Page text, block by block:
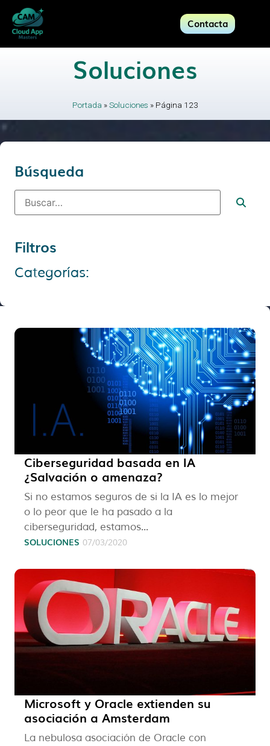
Contacta
Soluciones
Portada »Soluciones » Página 123
Búsqueda
Filtros
Categorías:
Ciberseguridad basada en IA
¿Salvación o amenaza?
Si no estamos seguros de si la IA es lo mejor
o lo peor que le ha pasado a la
ciberseguridad, estamos...
SOLUCIONES 07/03/2020
Microsoft y Oracle extienden su
asociación a Amsterdam
La nebulosa asociación de Oracle con